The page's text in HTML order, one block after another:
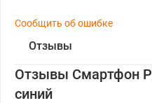
Сообщить об ошибке
Отзывы
Отзывы Смартфон
синий